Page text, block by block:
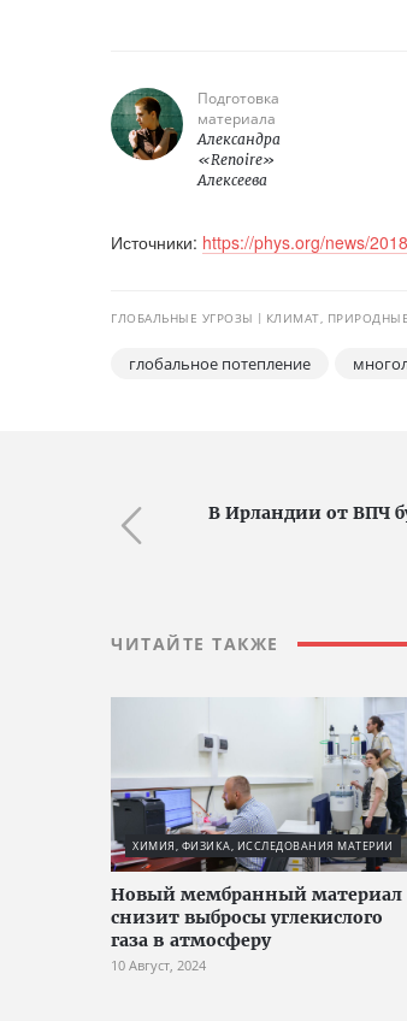
Подготовка
материала
Александра
«Renoire»
Алексеева
Источники: https://phys.org/news/
ГЛОБАЛЬНЫЕ УГРОЗЫ КЛИМАТ,
глобальное потепление
В Ирландии от ВПЧ
ЧИТАЙТЕ ТАКЖЕ
ХИМИЯ, ФИЗИКА, ИССЛЕДОВАНИЯ МАТЕРИИ
Новый мембранный материал
снизит выбросы углекислого
газа в атмосферу
10 Август, 2024